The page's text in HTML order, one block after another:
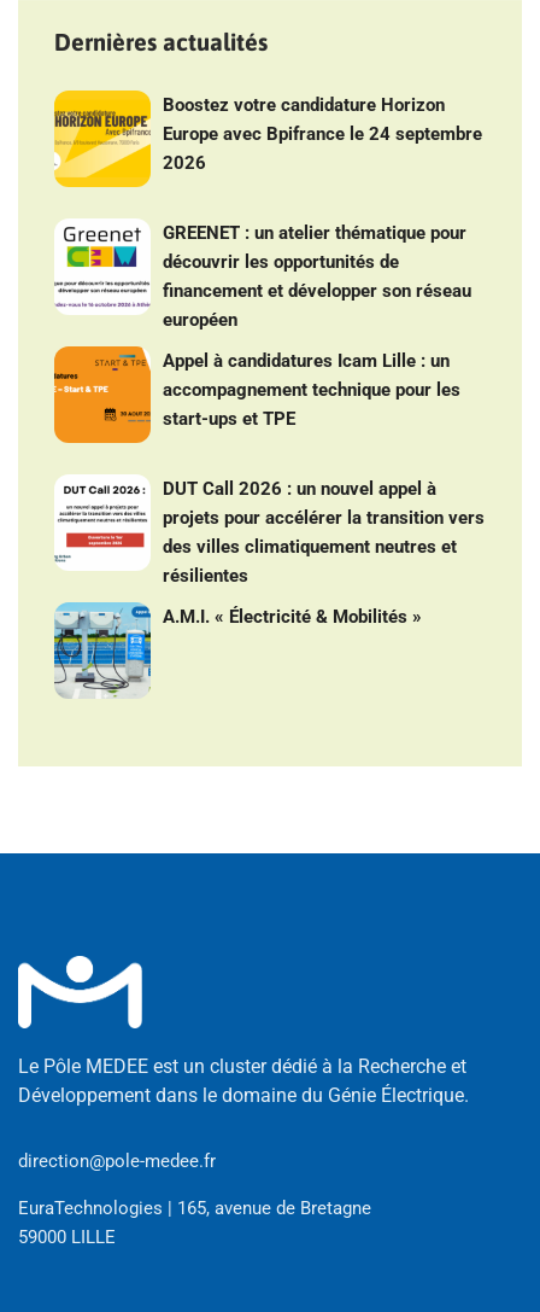
Dernières actualités
Boostez votre candidature Horizon
Europe avec Bpifrance le 24 septembre
2026
GREENET : un atelier thématique pour
découvrir les opportunités de
financement et développer son réseau
européen
Appel à candidatures Icam Lille : un
accompagnement technique pour les
start-ups et TPE
DUT Call 2026 : un nouvel appel à
projets pour accélérer la transition vers
des villes climatiquement neutres et
résilientes
A.M.I. « Électricité & Mobilités »
Le Pôle MEDEE est un cluster dédié à la Recherche et
Développement dans le domaine du Génie Électrique.
direction@pole-medee.fr
EuraTechnologies | 165, avenue de Bretagne
59000 LILLE